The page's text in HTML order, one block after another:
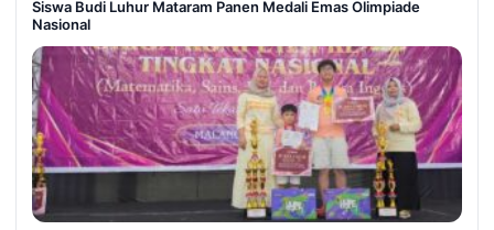
Siswa Budi Luhur Mataram Panen Medali Emas Olimpiade
Nasional